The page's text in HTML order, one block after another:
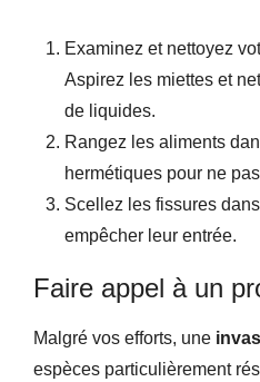
Examinez et nettoyez
Aspirez les miettes et
de liquides.
Rangez les aliments
hermétiques pour ne
Scellez les fissures
empêcher leur entrée.
Faire appel à un
Malgré vos efforts, une
espèces particulièrement